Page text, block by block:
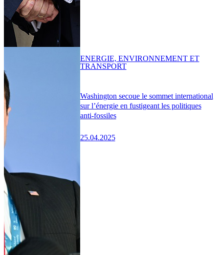
Washington secoue le sommet international
sur l’énergie en fustigeant les politiques
anti-fossiles
25.04.2025
ENERGIE, ENVIRONNEMENT ET
TRANSPORT